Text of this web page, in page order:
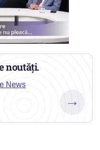
noutăți.
News
→